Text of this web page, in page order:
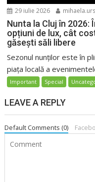
29 iulie 2026
Nunta la Cluj în 2026:
opțiuni de lux, cât
găsești săli libere
Sezonul nunților este în
piața locală a
Important Special
LEAVE A REPLY
Default Comments (0)